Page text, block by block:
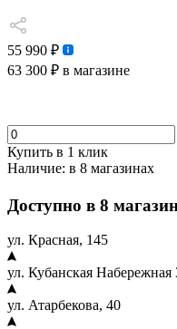
55 990 ₽
63 300 ₽ в магазине
Купить в 1 клик
Наличие: в 8 магазинах
Доступно в 8
ул. Красная, 145
ул. Кубанская Набережная
ул. Атарбекова, 40